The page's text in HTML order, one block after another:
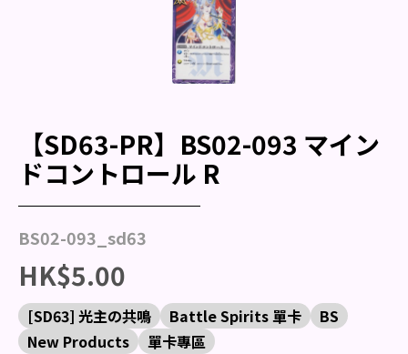
【SD63-PR】BS02-093 マイン
ドコントロール R
BS02-093_sd63
HK$5.00
[SD63] 光主の共鳴 Battle Spirits 單卡
BS
New Products
單卡專區